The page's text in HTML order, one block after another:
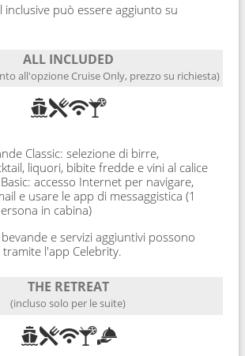
può essere aggiunto su
ALL INCLUDED
all'opzione Cruise Only, prezzo su richiesta)
Classic: selezione di birre,
liquori, bibite fredde e vini al calice
accesso Internet per navigare,
e usare le app di messaggistica (1
in cabina)
e servizi aggiuntivi possono
l'app Celebrity.
THE RETREAT
(incluso solo per le suite)